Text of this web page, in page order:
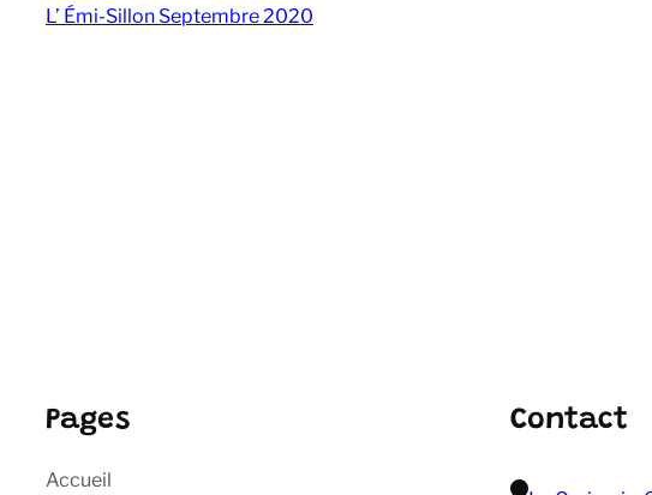
L’ Émi-Sillon Septembre 2020
Pages
Accueil
Contact